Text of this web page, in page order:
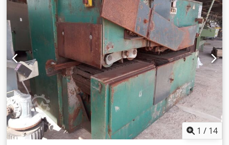
1 / 14